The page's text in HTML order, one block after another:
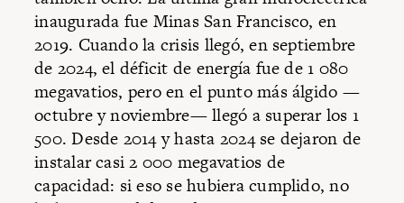
inaugurada fue Minas San Francisco, en
2019. Cuando la crisis llegó, en septiembre
de 2024, el déficit de energía fue de 1 080
megavatios, pero en el punto más álgido —
octubre y noviembre— llegó a superar los 1
500. Desde 2014 y hasta 2024 se dejaron de
instalar casi 2 000 megavatios de
capacidad: si eso se hubiera cumplido, no